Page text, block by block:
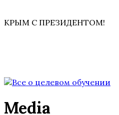
КРЫМ С ПРЕЗИДЕНТОМ!
Media